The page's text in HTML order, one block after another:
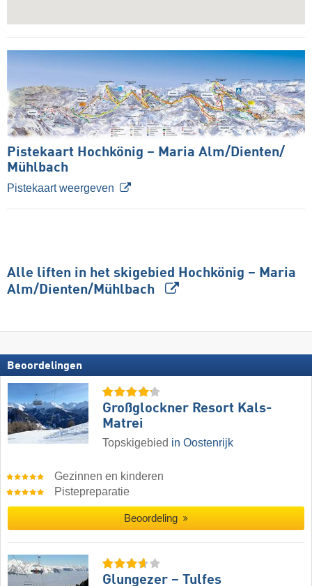
Pistekaart Hochkönig – Maria Alm/​Dienten/​
Mühlbach
Pistekaart weergeven
Alle liften in het skigebied Hochkönig – Maria
Alm/​Dienten/​Mühlbach
Beoordelingen
Großglockner Resort Kals-
Matrei
Topskigebied in Oostenrijk
Gezinnen en kinderen
Pistepreparatie
Beoordeling
Glungezer – Tulfes